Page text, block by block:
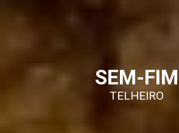
SEM-FIM
TELHEIRO